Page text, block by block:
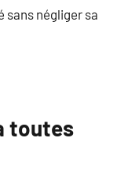
sans négliger sa
toutes